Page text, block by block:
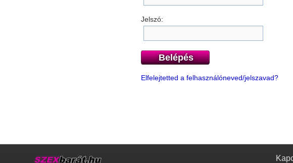
Jelszó:
Belépés
Elfelejtetted a felhasználóneved/jelszavad?